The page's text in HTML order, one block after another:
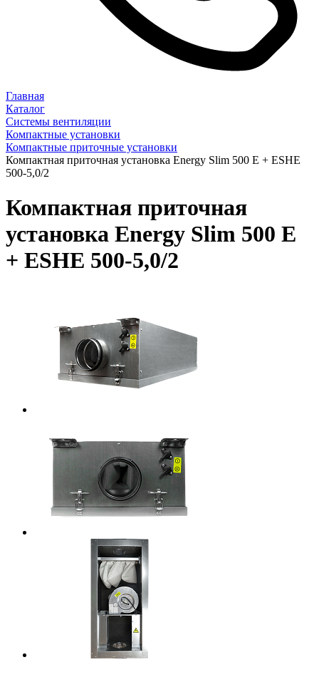
Главная
Каталог
Системы вентиляции
Компактные установки
Компактные приточные установки
Компактная приточная установка Energy Slim 500 E + ESHE
500-5,0/2
Компактная приточная
установка Energy Slim 500 E
+ ESHE 500-5,0/2